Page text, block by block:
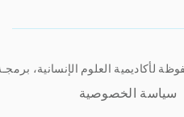
لأكاديمية العلوم الإنسانية،
سياسة الخصوصية